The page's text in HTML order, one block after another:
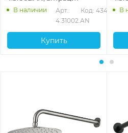
В наличии
Арт.:
4.31002.AN
Код: 43407
Купить
В